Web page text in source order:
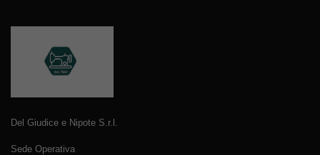
Del Giudice e Nipote S.r.l.
Sede Operativa